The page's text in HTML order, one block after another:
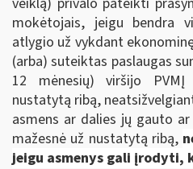
mokėtojais, jeigu bendra
atlygio už vykdant
(arba) suteiktas paslaugas
12 mėnesių) viršijo
nustatytą ribą,
asmens ar dalies jų gauto
mažesnė už nustatytą ribą,
jeigu asmenys gali įrodyti,